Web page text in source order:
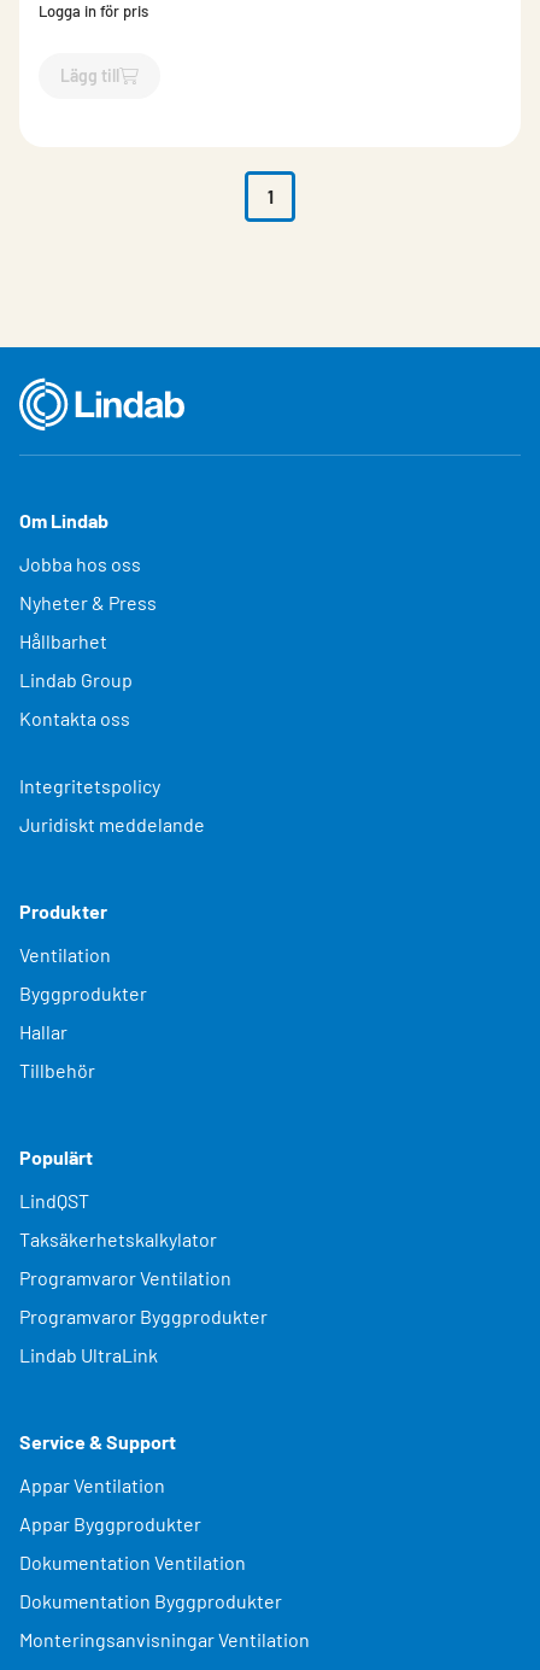
Logga in för pris
Lägg till
`$Lägg till
1
Om Lindab
Jobba hos oss
Nyheter & Press
Hållbarhet
Lindab Group
Kontakta oss
Integritetspolicy
Juridiskt meddelande
Produkter
Ventilation
Byggprodukter
Hallar
Tillbehör
Populärt
LindQST
Taksäkerhetskalkylator
Programvaror Ventilation
Programvaror Byggprodukter
Lindab UltraLink
Service & Support
Appar Ventilation
Appar Byggprodukter
Dokumentation Ventilation
Dokumentation Byggprodukter
Monteringsanvisningar Ventilation